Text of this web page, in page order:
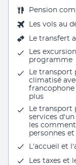
Pension
Les vols au
Le transfert
Les
programme
Le transport
climatisé
francophone
plus
Le transport
services
les
personnes
L'accueil et
Les taxes et